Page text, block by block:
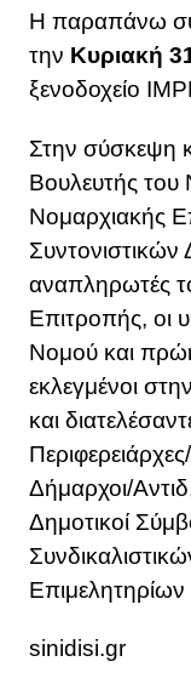
Η παραπάνω
την Κυριακή
ξενοδοχείο
Στην σύσκεψη
Βουλευτής
Νομαρχιακής
αναπληρωτές
Επιτροπής, οι
Νομού και
εκλεγμένοι
και
Δήμαρχοι/
Δημοτικοί
sinidisi.gr